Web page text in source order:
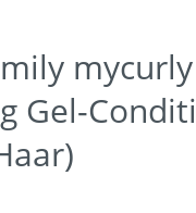
mycurly
Gel-